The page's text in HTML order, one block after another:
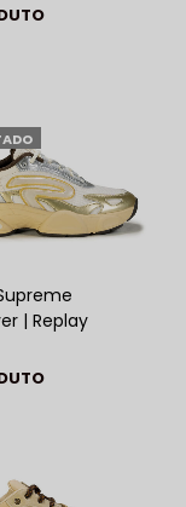
| Replay